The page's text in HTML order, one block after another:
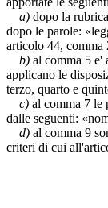
a) dopo la
dopo le parole:
articolo 44, comma
b) al comma 5 e'
applicano le
terzo, quarto e
c) al comma 7 le
dalle seguenti:
d) al comma 9
criteri di cui